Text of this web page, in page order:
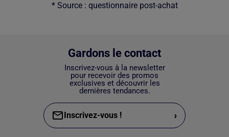
* Source : questionnaire post-achat
Gardons le contact
Inscrivez-vous à la newsletter
pour recevoir des promos
exclusives et découvrir les
dernières tendances.
Inscrivez-vous ! ›